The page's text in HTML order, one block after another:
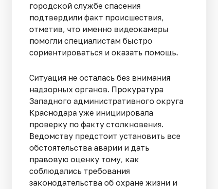
городской службе спасения
подтвердили факт происшествия,
отметив, что именно видеокамеры
помогли специалистам быстро
сориентироваться и оказать помощь.
Ситуация не осталась без внимания
надзорных органов. Прокуратура
Западного административного округа
Краснодара уже инициировала
проверку по факту столкновения.
Ведомству предстоит установить все
обстоятельства аварии и дать
правовую оценку тому, как
соблюдались требования
законодательства об охране жизни и